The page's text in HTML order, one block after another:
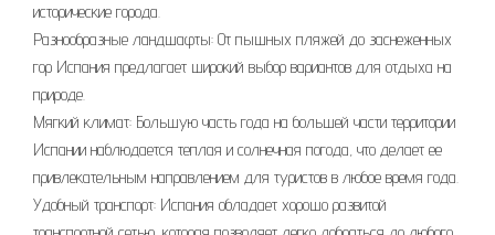
исторические города.
Разнообразные ландшафты: От пышных пляжей до заснеженных
гор Испания предлагает широкий выбор вариантов для отдыха на
природе.
Мягкий климат: Большую часть года на большей части территории
Испании наблюдается теплая и солнечная погода, что делает ее
привлекательным направлением для туристов в любое время года.
Удобный транспорт: Испания обладает хорошо развитой